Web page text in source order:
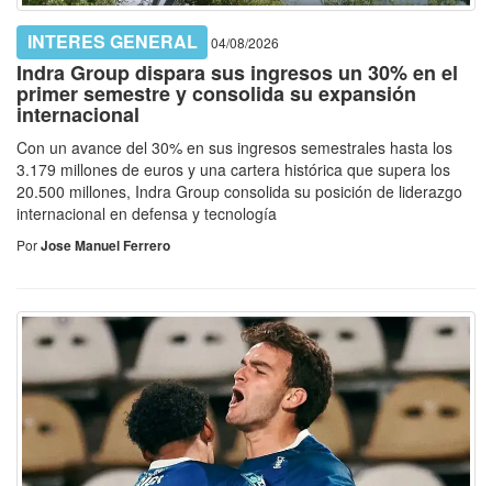
INTERES GENERAL 04/08/2026
Indra Group dispara sus ingresos un 30% en el
primer semestre y consolida su expansión
internacional
Con un avance del 30% en sus ingresos semestrales hasta los
3.179 millones de euros y una cartera histórica que supera los
20.500 millones, Indra Group consolida su posición de liderazgo
internacional en defensa y tecnología
PorJose Manuel Ferrero